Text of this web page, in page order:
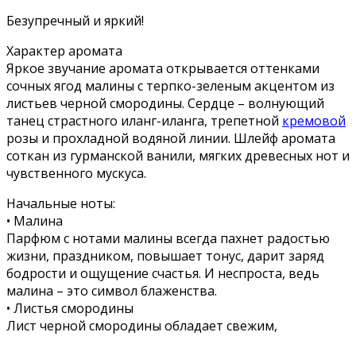
Безупречный и яркий!
Характер аромата
Яркое звучание аромата открывается оттенками
сочных ягод малины с терпко-зеленым акцентом из
листьев черной смородины. Сердце – волнующий
танец страстного иланг-иланга, трепетной кремовой
розы и прохладной водяной линии. Шлейф аромата
соткан из гурманской ванили, мягких древесных нот и
чувственного мускуса.
Начальные ноты:
• Малина
Парфюм с нотами малины всегда пахнет радостью
жизни, праздником, повышает тонус, дарит заряд
бодрости и ощущение счастья. И неспроста, ведь
малина – это символ блаженства.
• Листья смородины
Лист черной смородины обладает свежим,